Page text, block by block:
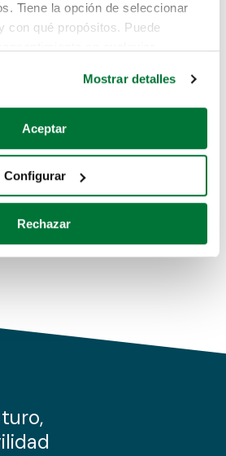
Tiene la opción de seleccionar
con qué propósitos. Puede
quisiéramos:
sobre su ubicación geográfica
analizándolo activamente
específicas (huellas
sobre cómo se procesan sus
que haga del sitio web con
sociales, publicidad y análisis
Mostrar detalles
Aceptar
Configurar
Rechazar
el coche que estás
de estos enlaces: